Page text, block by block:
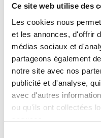
Ce site web utilise des
Les cookies nous
et les annonces, d'offrir
médias sociaux et
partageons également
notre site avec nos
publicité et d'analyse,
avec d'autres
ou qu'ils ont collectées
services.
Vous avez
d’assistance ?